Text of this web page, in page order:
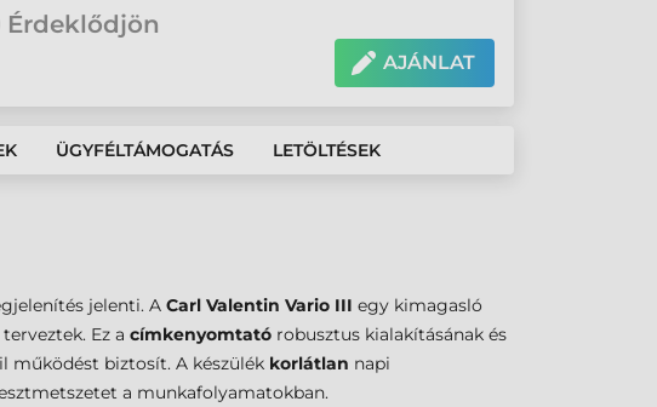
Érdeklődjön
AJÁNLAT
ÜGYFÉLTÁMOGATÁS LETÖLTÉSEK
jelenti. A Carl Valentin Vario III egy kimagasló
Ez a címkenyomtató robusztus kialakításának és
működést biztosít. A készülék korlátlan napi
a munkafolyamatokban.